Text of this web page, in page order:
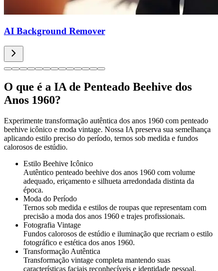
AI Background Remover
O que é a IA de Penteado Beehive dos
Anos 1960?
Experimente transformação autêntica dos anos 1960 com penteado
beehive icônico e moda vintage. Nossa IA preserva sua semelhança
aplicando estilo preciso do período, ternos sob medida e fundos
calorosos de estúdio.
Estilo Beehive Icônico
Autêntico penteado beehive dos anos 1960 com volume
adequado, eriçamento e silhueta arredondada distinta da
época.
Moda do Período
Ternos sob medida e estilos de roupas que representam com
precisão a moda dos anos 1960 e trajes profissionais.
Fotografia Vintage
Fundos calorosos de estúdio e iluminação que recriam o estilo
fotográfico e estética dos anos 1960.
Transformação Autêntica
Transformação vintage completa mantendo suas
características faciais reconhecíveis e identidade pessoal.